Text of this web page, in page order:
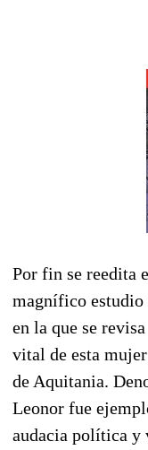
Por fin se reedita
magnífico estudio
en la que se
vital de esta
de Aquitania.
Leonor fue
audacia política y